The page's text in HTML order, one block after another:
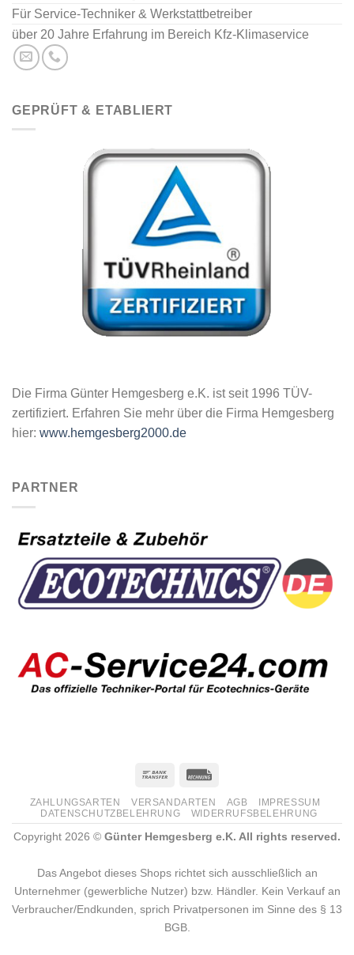
Für Service-Techniker & Werkstattbetreiber
über 20 Jahre Erfahrung im Bereich Kfz-Klimaservice
GEPRÜFT & ETABLIERT
Die Firma Günter Hemgesberg e.K. ist seit 1996 TÜV-
zertifiziert. Erfahren Sie mehr über die Firma Hemgesberg
hier: www.hemgesberg2000.de
PARTNER
ZAHLUNGSARTEN VERSANDARTEN AGB
IMPRESSUM
DATENSCHUTZBELEHRUNG
WIDERRUFSBELEHRUNG
Copyright 2026 © Günter Hemgesberg e.K. All rights reserved.
Das Angebot dieses Shops richtet sich ausschließlich an
Unternehmer (gewerbliche Nutzer) bzw. Händler. Kein Verkauf an
Verbraucher/Endkunden, sprich Privatpersonen im Sinne des § 13
BGB.